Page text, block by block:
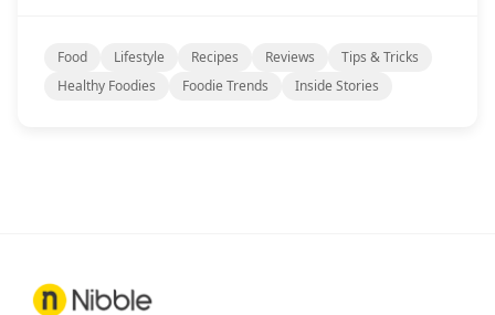
Food Lifestyle Recipes Reviews
Tips & Tricks
Healthy Foodies
Foodie Trends Inside Stories